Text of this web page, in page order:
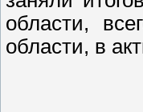
области,
области, в